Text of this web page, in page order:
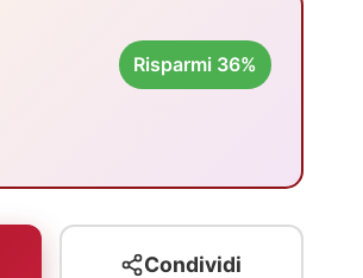
Risparmi 36%
Condividi